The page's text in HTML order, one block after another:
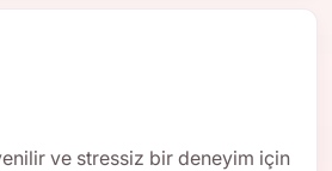
ve stressiz bir deneyim için